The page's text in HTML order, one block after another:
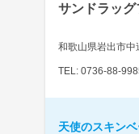
サンドラッ
和歌山県岩出市中
TEL: 0736-88-
天使のスキン